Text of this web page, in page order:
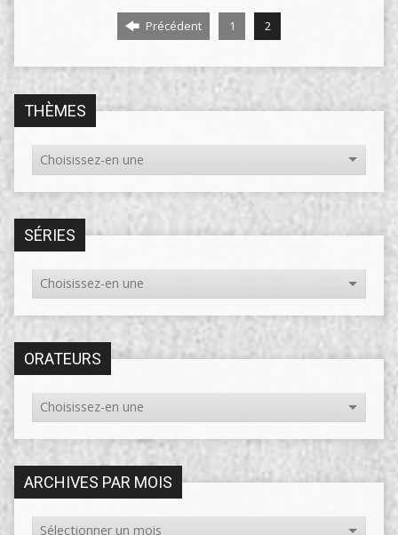
Précédent 1 2
THÈMES
SÉRIES
ORATEURS
ARCHIVES PAR MOIS